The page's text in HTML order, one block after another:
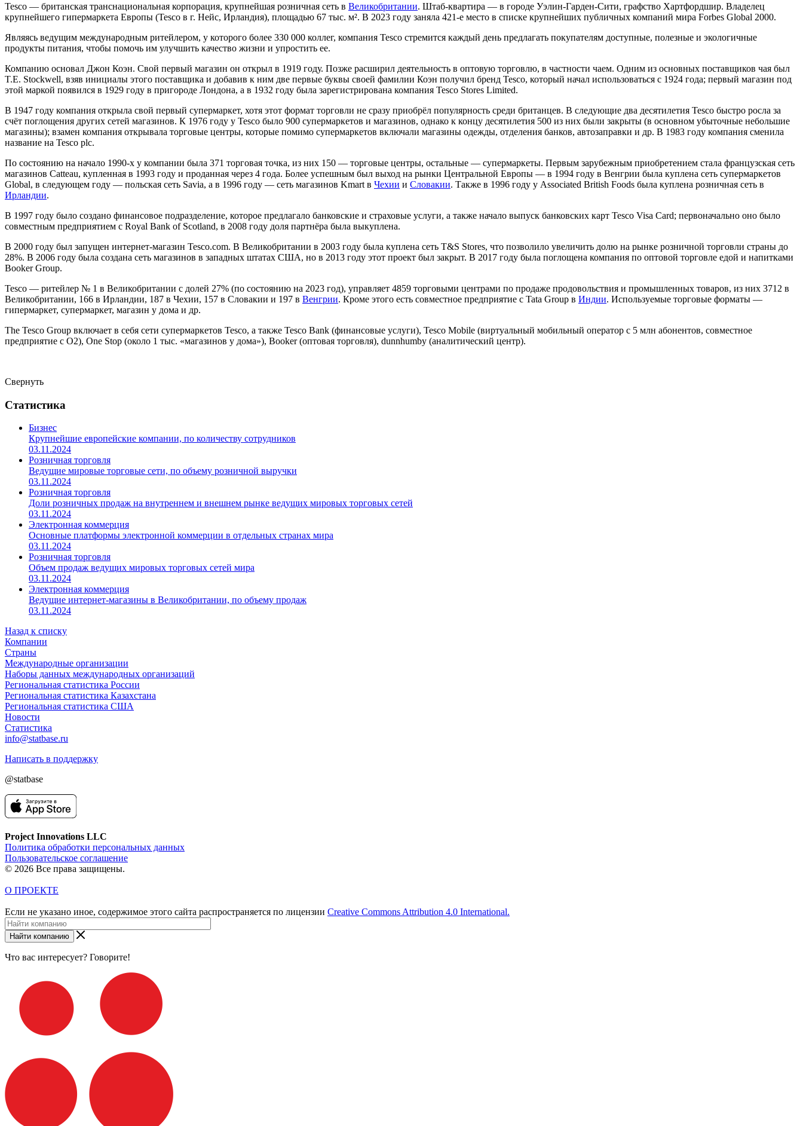
Tesco — британская транснациональная корпорация, крупнейшая розничная сеть в Великобритании. Штаб-квартира — в городе Уэлин-Гарден-Сити, графство Хартфордшир. Владелец
крупнейшего гипермаркета Европы (Tesco в г. Нейс, Ирландия), площадью 67 тыс. м². В 2023 году заняла 421-е место в списке крупнейших публичных компаний мира Forbes Global 2000.
Являясь ведущим международным ритейлером, у которого более 330 000 коллег, компания Tesco стремится каждый день предлагать покупателям доступные, полезные и экологичные
продукты питания, чтобы помочь им улучшить качество жизни и упростить ее.
Компанию основал Джон Коэн. Свой первый магазин он открыл в 1919 году. Позже расширил деятельность в оптовую торговлю, в частности чаем. Одним из основных поставщиков чая был
T.E. Stockwell, взяв инициалы этого поставщика и добавив к ним две первые буквы своей фамилии Коэн получил бренд Tesco, который начал использоваться с 1924 года; первый магазин под
этой маркой появился в 1929 году в пригороде Лондона, а в 1932 году была зарегистрирована компания Tesco Stores Limited.
В 1947 году компания открыла свой первый супермаркет, хотя этот формат торговли не сразу приобрёл популярность среди британцев. В следующие два десятилетия Tesco быстро росла за
счёт поглощения других сетей магазинов. К 1976 году у Tesco было 900 супермаркетов и магазинов, однако к концу десятилетия 500 из них были закрыты (в основном убыточные небольшие
магазины); взамен компания открывала торговые центры, которые помимо супермаркетов включали магазины одежды, отделения банков, автозаправки и др. В 1983 году компания сменила
название на Tesco plc.
По состоянию на начало 1990-х у компании была 371 торговая точка, из них 150 — торговые центры, остальные — супермаркеты. Первым зарубежным приобретением стала французская сеть
магазинов Catteau, купленная в 1993 году и проданная через 4 года. Более успешным был выход на рынки Центральной Европы — в 1994 году в Венгрии была куплена сеть супермаркетов
Global, в следующем году — польская сеть Savia, а в 1996 году — сеть магазинов Kmart в Чехии и Словакии. Также в 1996 году у Associated British Foods была куплена розничная сеть в
Ирландии.
В 1997 году было создано финансовое подразделение, которое предлагало банковские и страховые услуги, а также начало выпуск банковских карт Tesco Visa Card; первоначально оно было
совместным предприятием с Royal Bank of Scotland, в 2008 году доля партнёра была выкуплена.
В 2000 году был запущен интернет-магазин Tesco.com. В Великобритании в 2003 году была куплена сеть T&S Stores, что позволило увеличить долю на рынке розничной торговли страны до
28%. В 2006 году была создана сеть магазинов в западных штатах США, но в 2013 году этот проект был закрыт. В 2017 году была поглощена компания по оптовой торговле едой и напитками
Booker Group.
Tesco — ритейлер № 1 в Великобритании с долей 27% (по состоянию на 2023 год), управляет 4859 торговыми центрами по продаже продовольствия и промышленных товаров, из них 3712 в
Великобритании, 166 в Ирландии, 187 в Чехии, 157 в Словакии и 197 в Венгрии. Кроме этого есть совместное предприятие с Tata Group в Индии. Используемые торговые форматы —
гипермаркет, супермаркет, магазин у дома и др.
The Tesco Group включает в себя сети супермаркетов Tesco, а также Tesco Bank (финансовые услуги), Tesco Mobile (виртуальный мобильный оператор с 5 млн абонентов, совместное
предприятие с O2), One Stop (около 1 тыс. «магазинов у дома»), Booker (оптовая торговля), dunnhumby (аналитический центр).
Свернуть
Статистика
Бизнес
Крупнейшие европейские компании, по количеству сотрудников
03.11.2024
Розничная торговля
Ведущие мировые торговые сети, по объему розничной выручки
03.11.2024
Розничная торговля
Доли розничных продаж на внутреннем и внешнем рынке ведущих мировых торговых сетей
03.11.2024
Электронная коммерция
Основные платформы электронной коммерции в отдельных странах мира
03.11.2024
Розничная торговля
Объем продаж ведущих мировых торговых сетей мира
03.11.2024
Электронная коммерция
Ведущие интернет-магазины в Великобритании, по объему продаж
03.11.2024
Назад к списку
Компании
Страны
Международные организации
Наборы данных международных организаций
Региональная статистика России
Региональная статистика Казахстана
Региональная статистика США
Новости
Статистика
info@statbase.ru
Написать в поддержку
@statbase
Project Innovations LLC
Политика обработки персональных данных
Пользовательское соглашение
© 2026 Все права защищены.
О ПРОЕКТЕ
Если не указано иное, содержимое этого сайта распространяется по лицензии Creative Commons Attribution 4.0 International.
Найти компанию
Что вас интересует? Говорите!